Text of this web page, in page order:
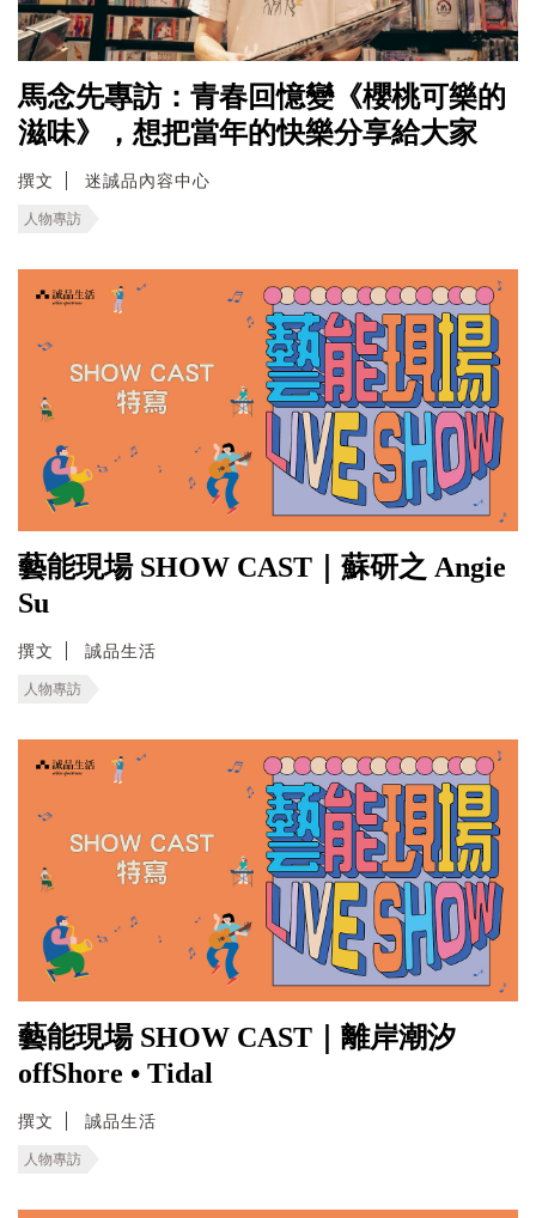
馬念先專訪：青春回憶變《櫻桃可樂的
滋味》，想把當年的快樂分享給大家
撰文 迷誠品內容中心
人物專訪
藝能現場 SHOW CAST｜蘇研之 Angie
Su
撰文 誠品生活
人物專訪
藝能現場 SHOW CAST｜離岸潮汐
offShore • Tidal
撰文 誠品生活
人物專訪